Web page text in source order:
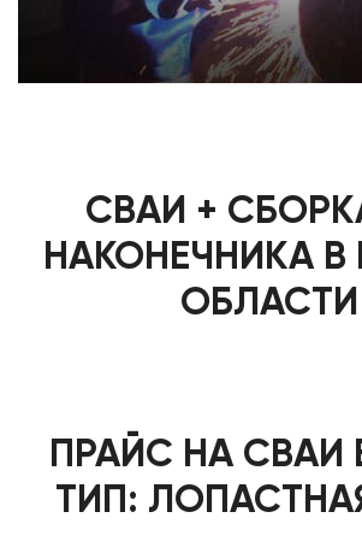
СВАИ +
НАКОНЕЧНИКА В
ОБЛАСТИ
ПРАЙС НА СВАИ
ТИП: